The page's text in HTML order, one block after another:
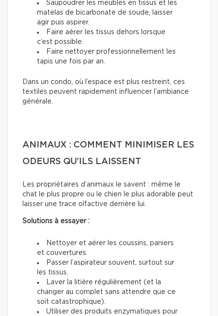
Saupoudrer les meubles en tissus et les
matelas de bicarbonate de soude, laisser
agir puis aspirer.
Faire aérer les tissus dehors lorsque
c’est possible.
Faire nettoyer professionnellement les
tapis une fois par an.
Dans un condo, où l’espace est plus restreint, ces
textiles peuvent rapidement influencer l’ambiance
générale.
ANIMAUX : COMMENT MINIMISER LES
ODEURS QU’ILS LAISSENT
Les propriétaires d’animaux le savent : même le
chat le plus propre ou le chien le plus adorable peut
laisser une trace olfactive derrière lui.
Solutions à essayer :
Nettoyer et aérer les coussins, paniers
et couvertures.
Passer l’aspirateur souvent, surtout sur
les tissus.
Laver la litière régulièrement (et la
changer au complet sans attendre que ce
soit catastrophique).
Utiliser des produits enzymatiques pour